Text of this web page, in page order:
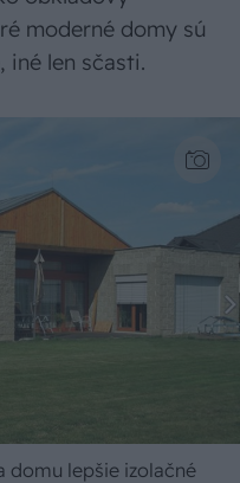
moderné domy sú
iné len sčasti.
domu lepšie izolačné